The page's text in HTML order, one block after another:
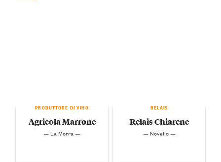
PRODUTTORE DI VINO
Agricola Marrone
— La Morra —
RELAIS
Relais Chiarene
— Novello —